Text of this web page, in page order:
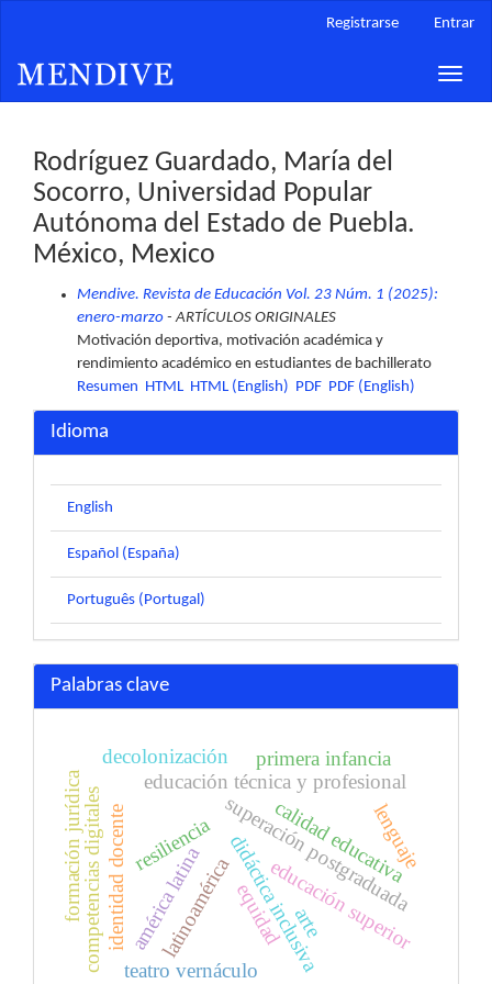
principal
Barra
Registrarse Entrar
Toggle
Rodríguez Guardado, María del
Socorro, Universidad Popular
Autónoma del Estado de Puebla.
México, Mexico
Mendive. Revista de Educación Vol. 23 Núm. 1 (2025):
enero-marzo - ARTÍCULOS ORIGINALES
Motivación deportiva, motivación académica y
rendimiento académico en estudiantes de bachillerato
Resumen HTML HTML (English) PDF PDF (English)
Idioma
English
Español (España)
Português (Portugal)
Palabras clave
didáctica inclusiva
educación superior
américa latina equidad
resilienciasuperación postgraduada
calidad educativa
identidad docente latinoamérica
educación técnica y profesional
competencias digitales
formación jurídica lenguaje
primera infancia
arte
teatro vernáculo
decolonización